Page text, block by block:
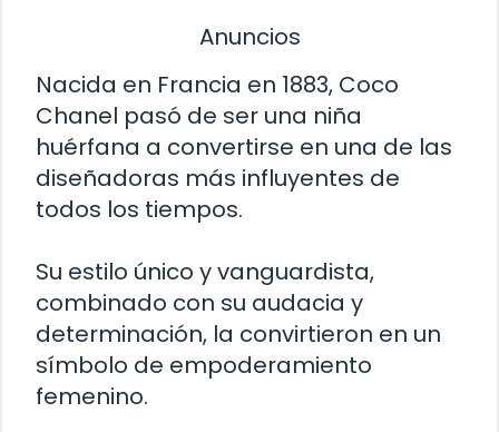
Anuncios
Nacida en Francia en 1883, Coco
Chanel pasó de ser una niña
huérfana a convertirse en una de las
diseñadoras más influyentes de
todos los tiempos.
Su estilo único y vanguardista,
combinado con su audacia y
determinación, la convirtieron en un
símbolo de empoderamiento
femenino.